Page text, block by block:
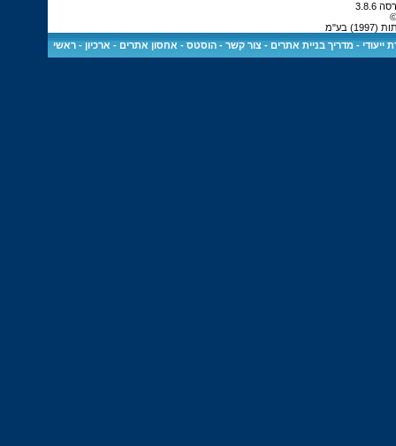
בע"מ
ייעודי -מדריך בניית אתרים -צור קשר -הוסטס - אחסון אתרים - ארכיון -ראשי